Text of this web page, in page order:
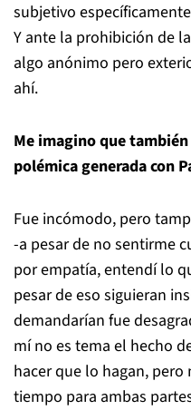
subjetivo
Y ante la prohibición de
algo anónimo pero
ahí.
Me imagino que
polémica generada con
Fue incómodo, pero
-a pesar de no sentirme
por empatía, entendí lo
pesar de eso siguieran
demandarían fue
mí no es tema el hecho
hacer que lo hagan,
tiempo para ambas